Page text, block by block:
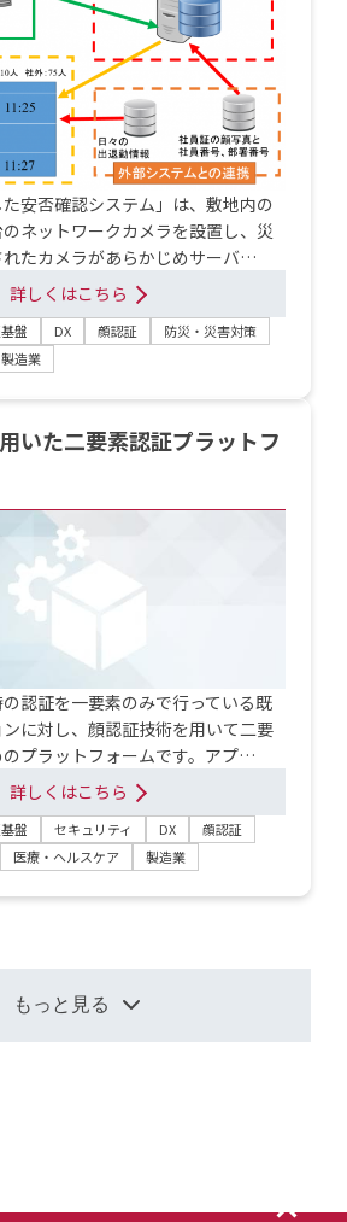
た安否確認システム」は、敷地内の
ネットワークカメラを設置し、災
たカメラがあらかじめサーバ…
詳しくはこちら
盤 DX 顔認証
防災・災害対策
製造業
いた二要素認証プラットフ
認証を一要素のみで行っている既
に対し、顔認証技術を用いて二要
プラットフォームです。アプ…
詳しくはこちら
盤 セキュリティ DX
顔認証
医療・ヘルスケア 製造業
もっと見る